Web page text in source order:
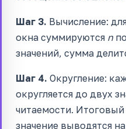
Шаг 3. Вычисление:
окна суммируются n
значений, сумма
Шаг 4. Округление:
округляется до двух
читаемости.
значение выводятся